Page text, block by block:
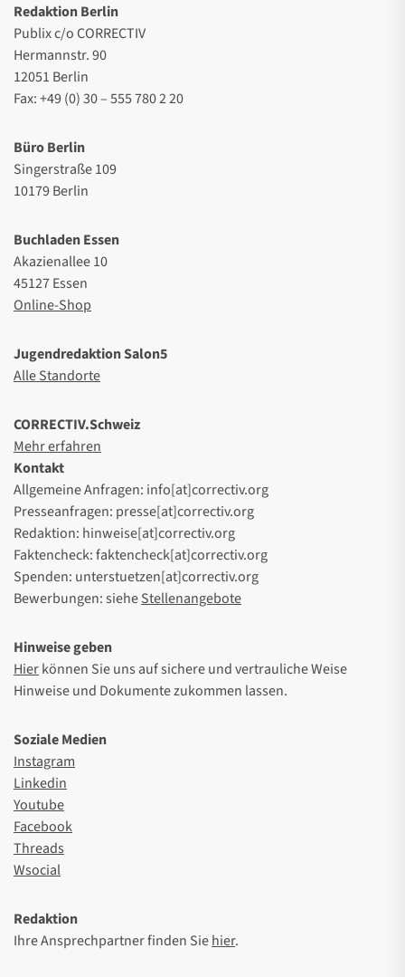
Redaktion Berlin
Publix c/o CORRECTIV
Hermannstr. 90
12051 Berlin
Fax: +49 (0) 30 – 555 780 2 20
Büro Berlin
Singerstraße 109
10179 Berlin
Buchladen Essen
Akazienallee 10
45127 Essen
Online-Shop
Jugendredaktion Salon5
Alle Standorte
CORRECTIV.Schweiz
Mehr erfahren
Kontakt
Allgemeine Anfragen: info[at]correctiv.org
Presseanfragen: presse[at]correctiv.org
Redaktion: hinweise[at]correctiv.org
Faktencheck: faktencheck[at]correctiv.org
Spenden: unterstuetzen[at]correctiv.org
Bewerbungen: sieheStellenangebote
Hinweise geben
Hierkönnen Sie uns auf sichere und vertrauliche Weise
Hinweise und Dokumente zukommen lassen.
Soziale Medien
Instagram
Linkedin
Youtube
Facebook
Threads
Wsocial
Redaktion
Ihre Ansprechpartner finden Siehier.